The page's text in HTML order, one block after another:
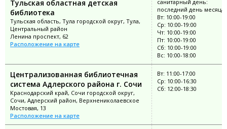
Тульская областная детская
библиотека
Тульская область, Тула городской округ, Тула,
Центральный район
Ленина проспект, 62
Расположение на карте
санитарный день:
последний день месяца
Вт: 10:00-19:00
Ср: 10:00-19:00
Чт: 10:00-19:00
Пт: 10:00-19:00
Сб: 10:00-19:00
Вс: 10:00-18:00
Централизованная библиотечная
система Адлерского района г. Сочи
Краснодарский край, Сочи городской округ,
Сочи, Адлерский район, Верхнениколаевское
Мостовая, 13
Расположение на карте
Вт: 11:00-17:00
Ср: 10:00-16:30
Сб: 12:00-18:30